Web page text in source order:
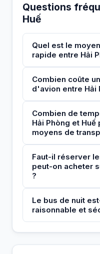
Questions
Huế
Quel est le
rapide entre Hải
Combien coûte
d'avion entre Hải
Combien de
Hải Phòng et
moyens de
Faut-il réserver
peut-on acheter
?
Le bus de nuit
raisonnable et